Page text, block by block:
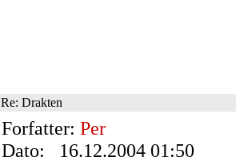
Re: Drakten
Forfatter: Per
Dato: 16.12.2004 01:50